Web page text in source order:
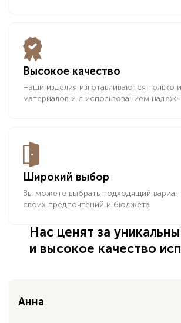
Высокое качество
Наши изделия изготавливаются только
материалов и с использованием
Широкий выбор
Вы можете выбрать подходящий
своих предпочтений и бюджета
Нас ценят за
и высокое качество
Анна